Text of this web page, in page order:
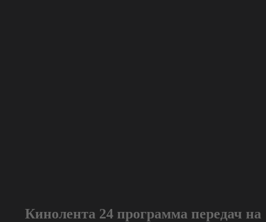
Кинолента 24 программа передач на